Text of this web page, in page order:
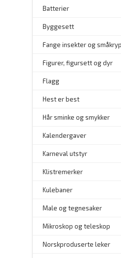
Batterier
Byggesett
Fange insekter og småkryp
Figurer, figursett og dyr
Flagg
Hest er best
Hår sminke og smykker
Kalendergaver
Karneval utstyr
Klistremerker
Kulebaner
Male og tegnesaker
Mikroskop og teleskop
Norskproduserte leker